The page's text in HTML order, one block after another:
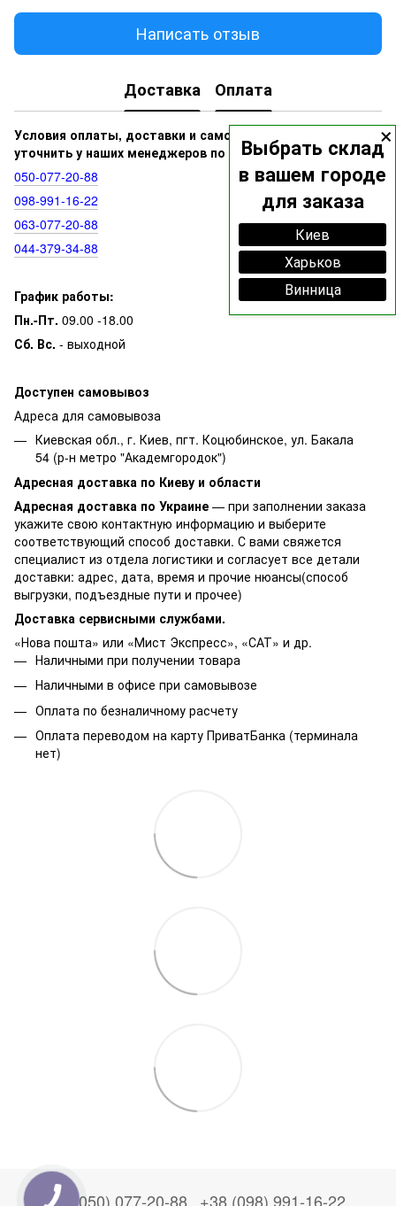
×
Выбрать склад
в вашем городе
для заказа
Киев
Харьков
Винница
Написать отзыв
Доставка Оплата
Условия оплаты, доставки и самовывоза вы можете
уточнить у наших менеджеров по номерам:
050‑077‑20‑88
098‑991‑16‑22
063‑077‑20‑88
044‑379‑34‑88
График работы:
Пн.-Пт. 09.00 -18.00
Сб. Вс. - выходной
Доступен самовывоз
Адреса для самовывоза
Киевская обл., г. Киев, пгт. Коцюбинское, ул. Бакала
54 (р-н метро "Академгородок")
Адресная доставка по Киеву и области
Адресная доставка по Украине — при заполнении заказа
укажите свою контактную информацию и выберите
соответствующий способ доставки. С вами свяжется
специалист из отдела логистики и согласует все детали
доставки: адрес, дата, время и прочие нюансы(способ
выгрузки, подъездные пути и прочее)
Доставка сервисными службами.
«Нова пошта» или «Мист Экспресс», «САТ» и др.
Наличными при получении товара
Наличными в офисе при самовывозе
Оплата по безналичному расчету
Оплата переводом на карту ПриватБанка (терминала
нет)
+38 (050) 077-20-88 +38 (098) 991-16-22